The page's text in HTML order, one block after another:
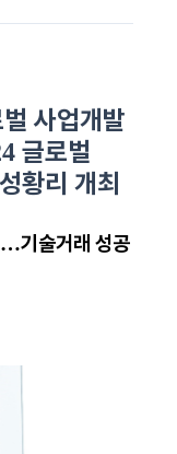
사업개발
글로벌
성황리 개최
…기술거래 성공